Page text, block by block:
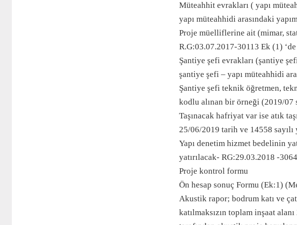
Müteahhit evrakları ( yapı
yapı müteahhidi arasındaki
Proje müelliflerine ait (mimar,
R.G:03.07.2017-30113 Ek (1)
Şantiye şefi evrakları (şantiye
şantiye şefi – yapı müteahhidi
Şantiye şefi teknik öğretmen,
kodlu alınan bir örneği (2019/07
Taşınacak hafriyat var ise atık
25/06/2019 tarih ve 14558 sayılı
Yapı denetim hizmet bedelinin
yatırılacak- RG:29.03.2018 -
Proje kontrol formu
Ön hesap sonuç Formu (Ek:1)
Akustik rapor; bodrum katı ve
katılmaksızın toplam inşaat